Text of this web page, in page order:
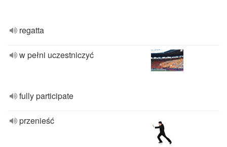
regatta
w pełni uczestniczyć
fully participate
przenieść